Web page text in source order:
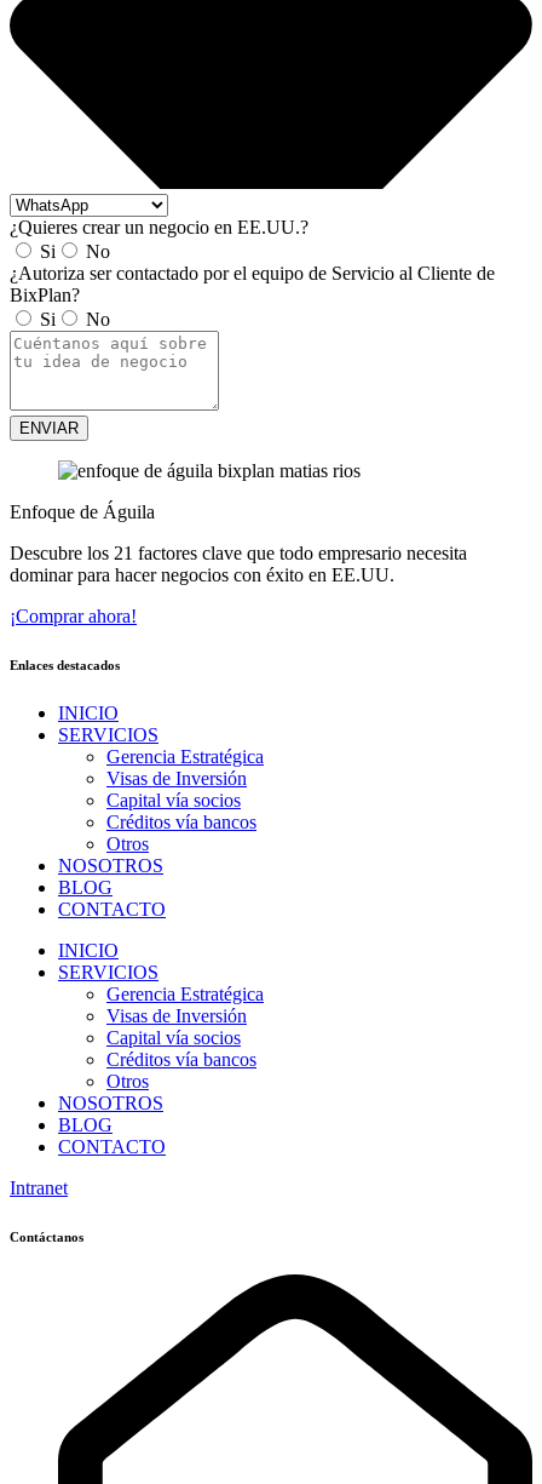
¿Quieres crear un negocio en EE.UU.?
Si
No
¿Autoriza ser contactado por el equipo de Servicio al Cliente de
BixPlan?
Si
No
ENVIAR
Enfoque de Águila
Descubre los 21 factores clave que todo empresario necesita
dominar para hacer negocios con éxito en EE.UU.
¡Comprar ahora!
Enlaces destacados
INICIO
SERVICIOS
Gerencia Estratégica
Visas de Inversión
Capital vía socios
Créditos vía bancos
Otros
NOSOTROS
BLOG
CONTACTO
INICIO
SERVICIOS
Gerencia Estratégica
Visas de Inversión
Capital vía socios
Créditos vía bancos
Otros
NOSOTROS
BLOG
CONTACTO
Intranet
Contáctanos